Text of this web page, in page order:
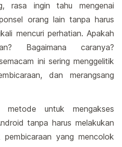
rasa ingin tahu mengenai
orang lain tanpa harus
mencuri perhatian. Apakah
Bagaimana caranya?
ini sering menggelitik
dan merangsang
metode untuk mengakses
tanpa harus melakukan
yang mencolok